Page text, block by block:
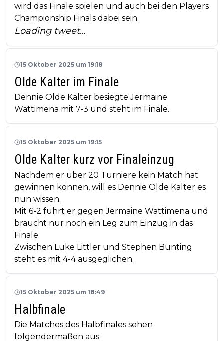
wird das Finale spielen und auch bei den Players
Championship Finals dabei sein.
Loading tweet…
15 Oktober 2025 um 19:18
Olde Kalter im Finale
Dennie Olde Kalter besiegte Jermaine
Wattimena mit 7-3 und steht im Finale.
15 Oktober 2025 um 19:15
Olde Kalter kurz vor Finaleinzug
Nachdem er über 20 Turniere kein Match hat
gewinnen können, will es Dennie Olde Kalter es
nun wissen.
Mit 6-2 führt er gegen Jermaine Wattimena und
braucht nur noch ein Leg zum Einzug in das
Finale.
Zwischen Luke Littler und Stephen Bunting
steht es mit 4-4 ausgeglichen.
15 Oktober 2025 um 18:49
Halbfinale
Die Matches des Halbfinales sehen
folgendermaßen aus: